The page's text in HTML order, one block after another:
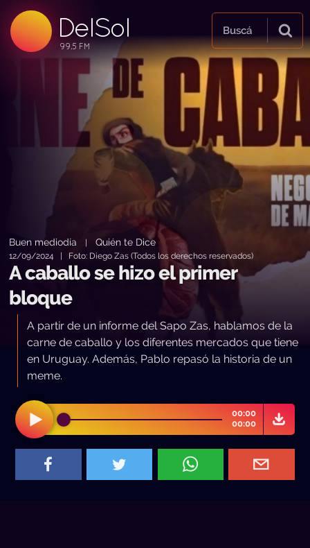
DelSol
99.5 FM
99.5 FM
99.5 FM
Buscá
Buen mediodía |Quién te Dice
12/09/2024 | Foto: Diego Zas (Todos los derechos reservados)
A caballo se hizo el primer
bloque
A partir de un informe del Sapo Zas, hablamos de la
carne de caballo y los diferentes mercados que tiene
en Uruguay. Además, Pablo repasó la historia de un
meme.
00:00
00:00